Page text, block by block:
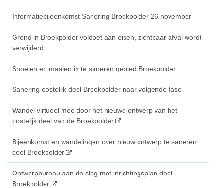
Informatiebijeenkomst Sanering Broekpolder 26 november
Grond in Broekpolder voldoet aan eisen, zichtbaar afval wordt
verwijderd
Snoeien en maaien in te saneren gebied Broekpolder
Sanering oostelijk deel Broekpolder naar volgende fase
Wandel virtueel mee door het nieuwe ontwerp van het
oostelijk deel van de Broekpolder
Bijeenkomst en wandelingen over nieuw ontwerp te saneren
deel Broekpolder
Ontwerpbureau aan de slag met inrichtingsplan deel
Broekpolder